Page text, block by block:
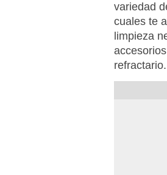
variedad
cuales te
limpieza
refractario.